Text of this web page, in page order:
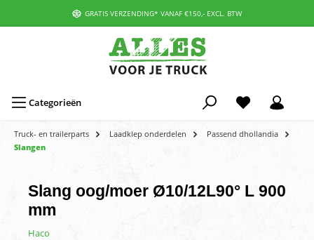
GRATIS VERZENDING* VANAF €150,- EXCL. BTW
Categorieën
Truck- en trailerparts Laadklep onderdelen
Passend dhollandia
Slangen
Slang oog/moer Ø10/12L90° L 900
mm
Haco